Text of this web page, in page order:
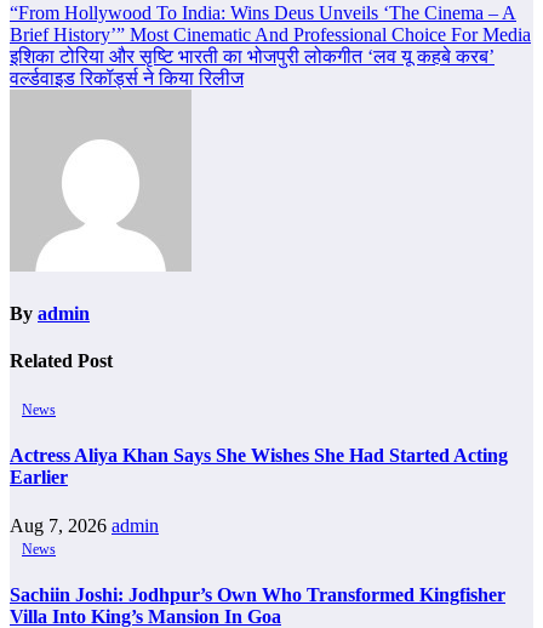
Post
navigation
“From Hollywood To India: Wins Deus Unveils ‘The Cinema – A
Brief History’” Most Cinematic And Professional Choice For Media
इशिका टोरिया और सृष्टि भारती का भोजपुरी लोकगीत ‘लव यू कहबे करब’
वर्ल्डवाइड रिकॉर्ड्स ने किया रिलीज
By admin
Related Post
News
Actress Aliya Khan Says She Wishes She Had Started Acting
Earlier
Aug 7, 2026 admin
News
Sachiin Joshi: Jodhpur’s Own Who Transformed Kingfisher
Villa Into King’s Mansion In Goa